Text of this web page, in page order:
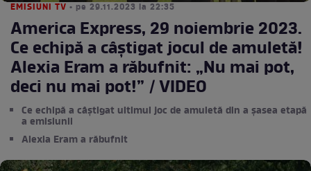
EMISIUNI TV • pe 29.11.2023 la 22:35
America Express, 29 noiembrie 2023.
Ce echipă a câștigat jocul de amuletă!
Alexia Eram a răbufnit: „Nu mai pot,
deci nu mai pot!” / VIDEO
Ce echipă a câștigat ultimul joc de amuletă din a șasea etapă
a emisiunii
Alexia Eram a răbufnit